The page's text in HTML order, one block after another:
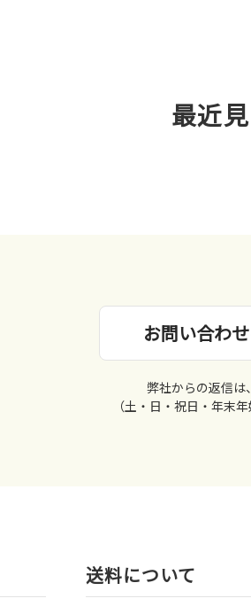
最近
お問い合わ
弊社からの返信
（土・日・祝日・年末
送料について